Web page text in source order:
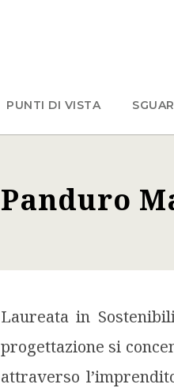
PUNTI DI VISTA
Panduro
Laureata in Sostenibilità e Sviluppo Internazionale. La sua attività di ricerca e
progettazione si
attraverso